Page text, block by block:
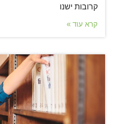
קרובות ישנו
קרא עוד »